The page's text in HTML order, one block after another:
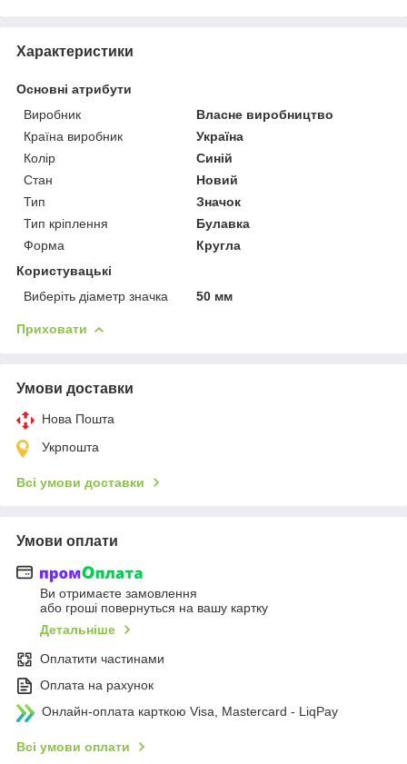
Характеристики
Основні атрибути
Виробник
Власне виробництво
Країна виробник
Україна
Колір
Синій
Стан
Новий
Тип
Значок
Тип кріплення
Булавка
Форма
Кругла
Користувацькі
Виберіть діаметр значка
50 мм
Приховати
Умови доставки
Нова Пошта
Укрпошта
Всі умови доставки
Умови оплати
Ви отримаєте замовлення
або гроші повернуться на вашу картку
Детальніше
Оплатити частинами
Оплата на рахунок
Онлайн-оплата карткою Visa, Mastercard - LiqPay
Всі умови оплати